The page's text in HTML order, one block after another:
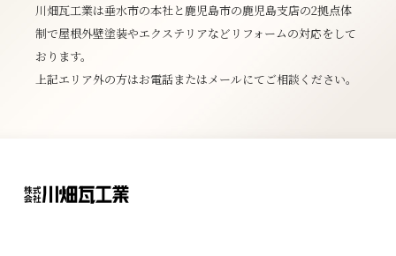
川畑瓦工業は垂水市の本社と鹿児島市の鹿児島支店の2拠点体
制で屋根外壁塗装やエクステリアなどリフォームの対応をして
おります。
上記エリア外の方はお電話またはメールにてご相談ください。